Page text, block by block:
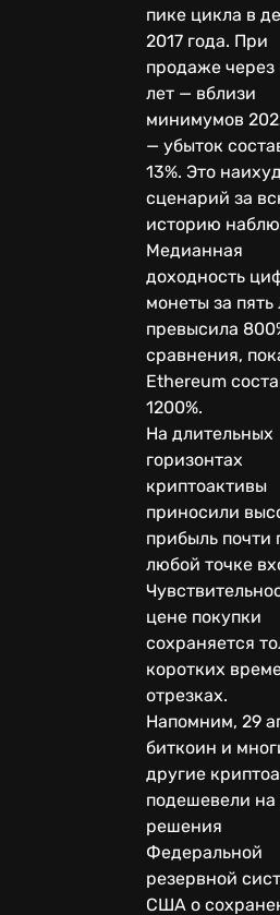
пике цикла в
2017 года. При
продаже через
лет — вблизи
минимумов
— убыток
13%. Это
сценарий за
историю
Медианная
доходность
монеты за пять
превысила
сравнения,
Ethereum
1200%.
На длительных
горизонтах
криптоактивы
приносили
прибыль почти
любой точке
цене покупки
сохраняется
коротких
отрезках.
Напомним, 29
биткоин и
другие
подешевели
решения
Федеральной
резервной
США о